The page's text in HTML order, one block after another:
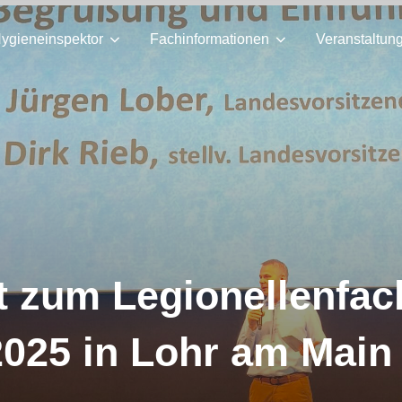
Fachinformationen
zum
in Lohr am Main